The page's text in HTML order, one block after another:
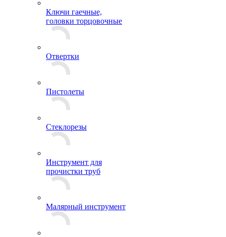
Ключи гаечные,
головки торцовочные
Отвертки
Пистолеты
Стеклорезы
Инструмент для
прочистки труб
Малярный инструмент